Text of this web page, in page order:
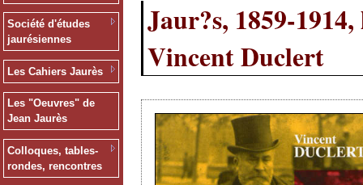
Société d'études
jaurésiennes
Les Cahiers Jaurès
Les "Oeuvres" de
Jean Jaurès
Colloques, tables-
rondes, rencontres
Jaur?s, 1859-
Vincent Duclert